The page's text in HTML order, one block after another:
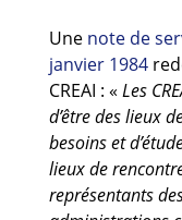
Une note de
janvier 1984
CREAI : « Les
d’être des lieux
besoins et
lieux de
représentants